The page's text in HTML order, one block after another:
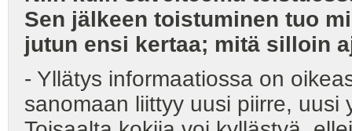
Sen jälkeen toistuminen tuo
jutun ensi kertaa; mitä silloin
- Yllätys informaatiossa on
sanomaan liittyy uusi piirre,